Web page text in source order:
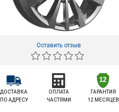
Оставить отзыв
ДОСТАВКА
ПО АДРЕСУ
ОПЛАТА
ЧАСТЯМИ
ГАРАНТИЯ
12 МЕСЯЦЕВ